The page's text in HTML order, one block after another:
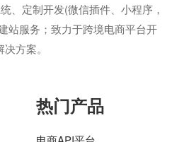
、定制开发(微信插件、小程序，
站服务；致力于跨境电商平台开
方案。
热门产品